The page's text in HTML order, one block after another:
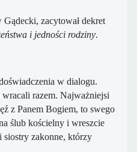
zacytował dekret
i jedności rodziny.
w dialogu.
wracali razem. Najważniejsi
z Panem Bogiem, to swego
ślub kościelny i wreszcie
siostry zakonne, którzy